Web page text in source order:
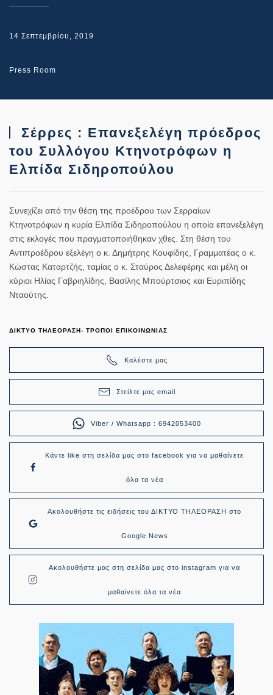
14 Σεπτεμβρίου, 2019
Press Room
Σέρρες : Επανεξελέγη πρόεδρος
του Συλλόγου Κτηνοτρόφων η
Ελπίδα Σιδηροπούλου
Συνεχίζει από την θέση της προέδρου των Σερραίων
Κτηνοτρόφων η κυρία Ελπίδα Σιδηροπούλου η οποία επανεξελέγη
στις εκλογές που πραγματοποιήθηκαν χθες. Στη θέση του
Αντιπροέδρου εξελέγη ο κ. Δημήτρης Κουφίδης, Γραμματέας ο κ.
Κώστας Καταρτζής, ταμίας ο κ. Σταύρος Δελεφέρης και μέλη οι
κύριοι Ηλίας Γαβριηλίδης, Βασίλης Μπούρτσιος και Ευριπίδης
Νταούτης.
ΔΙΚΤΥΟ ΤΗΛΕΟΡΑΣΗ- ΤΡΟΠΟΙ ΕΠΙΚΟΙΝΩΝΙΑΣ
Καλέστε μας
Στείλτε μας email
Viber / Whatsapp : 6942053400
Κάντε like στη σελίδα μας στο facebook για να μαθαίνετε
όλα τα νέα
Ακολουθήστε τις ειδήσεις του ΔΙΚΤΥΟ ΤΗΛΕΟΡΑΣΗ στο
Google News
Ακολουθήστε μας στη σελίδα μας στο instagram για να
μαθαίνετε όλα τα νέα